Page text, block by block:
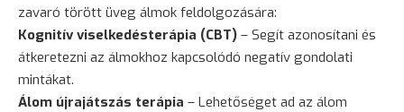
zavaró törött üveg álmok feldolgozására:
Kognitív viselkedésterápia (CBT) – Segít azonosítani és
átkeretezni az álmokhoz kapcsolódó negatív gondolati
mintákat.
Álom újrajátszás terápia – Lehetőséget ad az álom